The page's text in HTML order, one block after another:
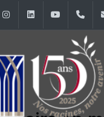
InstagramLinkedInYouTube